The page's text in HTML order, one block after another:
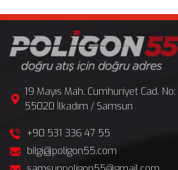
19 Mayıs Mah. Cumhuriyet Cad. No:
55020 İlkadım / Samsun
+90 531 336 47 55
bilgi@poligon55.com